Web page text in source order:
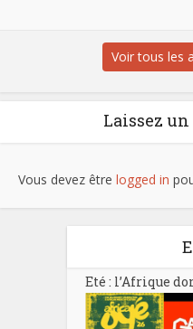
Voir tous les
Laissez
Vous devez être logged in
Eté : l’Afrique